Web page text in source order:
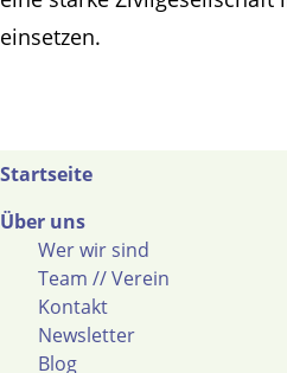
einsetzen.
Startseite
Über uns
Wer wir sind
Team // Verein
Kontakt
Newsletter
Blog